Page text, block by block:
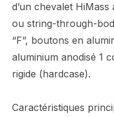
d’un chevalet
ou string-through-
“F”, boutons en
aluminium anodisé 1
rigide (hardcase).
Caractéristiques